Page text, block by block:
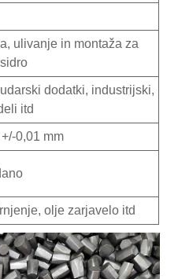
ulivanje in montaža za
dodatki, industrijski,
itd
0,01 mm
olje zarjavelo itd